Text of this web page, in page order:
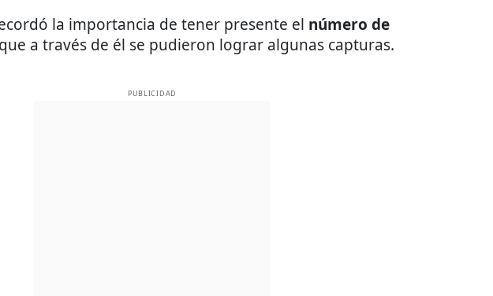
la importancia de tener presente el número de
a través de él se pudieron lograr algunas capturas.
PUBLICIDAD